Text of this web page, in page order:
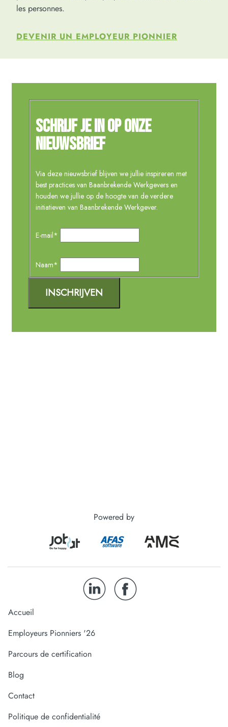
les personnes.
DEVENIR UN EMPLOYEUR PIONNIER
Powered by
Accueil
Employeurs Pionniers '26
Parcours de certification
Blog
Contact
Politique de confidentialité